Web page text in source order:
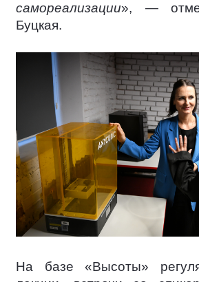
самореализации», —
Буцкая.
На базе «Высоты»